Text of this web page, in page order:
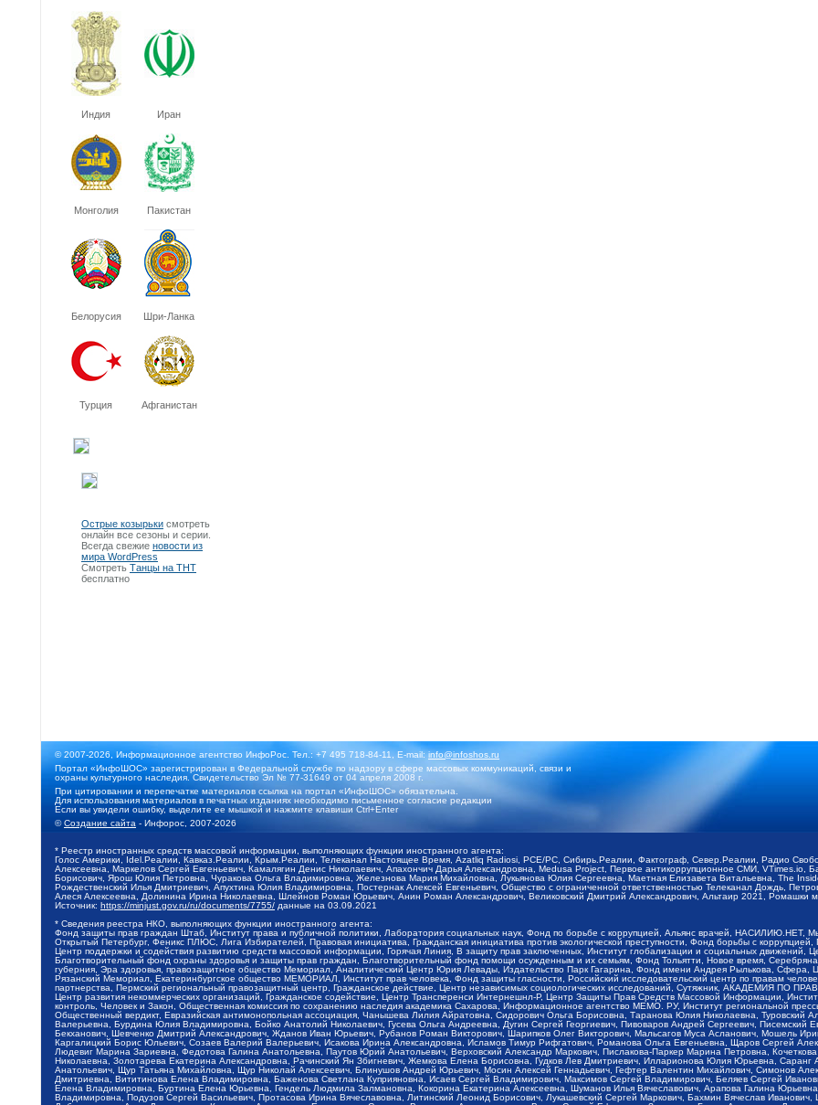
Индия Иран
Монголия Пакистан
Белорусия Шри-Ланка
Турция Афганистан
Острые козырьки смотреть
онлайн все сезоны и серии.
Всегда свежие новости из
мира WordPress
Смотреть Танцы на ТНТ
бесплатно
© 2007-2026, Информационное агентство ИнфоРос. Тел.: +7 495 718-84-11, E-mail:info@infoshos.ru
Портал «ИнфоШОС» зарегистрирован в Федеральной службе по надзору в сфере массовых коммуникаций, связи и
охраны культурного наследия. Свидетельство Эл № 77-31649 от 04 апреля 2008 г.
При цитировании и перепечатке материалов ссылка на портал «ИнфоШОС» обязательна.
Для использования материалов в печатных изданиях необходимо письменное согласие редакции
Если вы увидели ошибку, выделите ее мышкой и нажмите клавиши Ctrl+Enter
©Создание сайта - Инфорос, 2007-2026
* Реестр иностранных средств массовой информации, выполняющих функции иностранного агента:
Голос Америки, Idel.Реалии, Кавказ.Реалии, Крым.Реалии, Телеканал Настоящее Время, Azatliq Radiosi, PCE/PC, Сибирь.Реалии, Фактограф, Север.Реалии, Радио
Алексеевна, Маркелов Сергей Евгеньевич, Камалягин Денис Николаевич, Апахончич Дарья Александровна, Medusa Project, Первое антикоррупционное СМИ,
Борисович, Ярош Юлия Петровна, Чуракова Ольга Владимировна, Железнова Мария Михайловна, Лукьянова Юлия Сергеевна, Маетная Елизавета Витальевна, The
Рождественский Илья Дмитриевич, Апухтина Юлия Владимировна, Постернак Алексей Евгеньевич, Общество с ограниченной ответственностью Телеканал Дождь,
Алеся Алексеевна, Долинина Ирина Николаевна, Шлейнов Роман Юрьевич, Анин Роман Александрович, Великовский Дмитрий Александрович, Альтаир 2021, Ромашки
Источник: https://minjust.gov.ru/ru/documents/7755/ данные на 03.09.2021
* Сведения реестра НКО, выполняющих функции иностранного агента:
Фонд защиты прав граждан Штаб, Институт права и публичной политики, Лаборатория социальных наук, Фонд по борьбе с коррупцией, Альянс врачей,
Открытый Петербург, Феникс ПЛЮС, Лига Избирателей, Правовая инициатива, Гражданская инициатива против экологической преступности, Фонд борьбы с
Центр поддержки и содействия развитию средств массовой информации, Горячая Линия, В защиту прав заключенных, Институт глобализации и социальных
Благотворительный фонд охраны здоровья и защиты прав граждан, Благотворительный фонд помощи осужденным и их семьям, Фонд Тольятти, Новое время,
губерния, Эра здоровья, правозащитное общество Мемориал, Аналитический Центр Юрия Левады, Издательство Парк Гагарина, Фонд имени Андрея Рылькова,
Рязанский Мемориал, Екатеринбургское общество МЕМОРИАЛ, Институт прав человека, Фонд защиты гласности, Российский исследовательский центр по правам
партнерства, Пермский региональный правозащитный центр, Гражданское действие, Центр независимых социологических исследований, Сутяжник, АКАДЕМИЯ ПО
Центр развития некоммерческих организаций, Гражданское содействие, Центр Трансперенси Интернешнл-Р, Центр Защиты Прав Средств Массовой Информации,
контроль, Человек и Закон, Общественная комиссия по сохранению наследия академика Сахарова, Информационное агентство МЕМО. РУ, Институт региональной
Общественный вердикт, Евразийская антимонопольная ассоциация, Чанышева Лилия Айратовна, Сидорович Ольга Борисовна, Таранова Юлия Николаевна, Туровский
Валерьевна, Бурдина Юлия Владимировна, Бойко Анатолий Николаевич, Гусева Ольга Андреевна, Дугин Сергей Георгиевич, Пивоваров Андрей Сергеевич, Писемский
Бекханович, Шевченко Дмитрий Александрович, Жданов Иван Юрьевич, Рубанов Роман Викторович, Шарипков Олег Викторович, Мальсагов Муса Асланович, Мошель
Каргалицкий Борис Юльевич, Созаев Валерий Валерьевич, Исакова Ирина Александровна, Исламов Тимур Рифгатович, Романова Ольга Евгеньевна, Щаров Сергей
Людевиг Марина Зариевна, Федотова Галина Анатольевна, Паутов Юрий Анатольевич, Верховский Александр Маркович, Пислакова-Паркер Марина Петровна,
Николаевна, Золотарева Екатерина Александровна, Рачинский Ян Збигневич, Жемкова Елена Борисовна, Гудков Лев Дмитриевич, Илларионова Юлия Юрьевна,
Анатольевич, Щур Татьяна Михайловна, Щур Николай Алексеевич, Блинушов Андрей Юрьевич, Мосин Алексей Геннадьевич, Гефтер Валентин Михайлович, Симонов
Дмитриевна, Вититинова Елена Владимировна, Баженова Светлана Куприяновна, Исаев Сергей Владимирович, Максимов Сергей Владимирович, Беляев Сергей
Елена Владимировна, Буртина Елена Юрьевна, Гендель Людмила Залмановна, Кокорина Екатерина Алексеевна, Шуманов Илья Вячеславович, Арапова Галина
Владимировна, Подузов Сергей Васильевич, Протасова Ирина Вячеславовна, Литинский Леонид Борисович, Лукашевский Сергей Маркович, Бахмин Вячеслав